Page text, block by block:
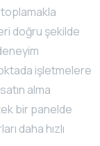
doğru şekilde
işletmelere
alma
bir panelde
daha hızlı